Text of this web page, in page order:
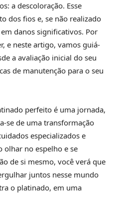
a descoloração. Esse
dos fios e, se não realizado
danos significativos. Por
e neste artigo, vamos guiá-
a avaliação inicial do seu
de manutenção para o seu
perfeito é uma jornada,
se de uma transformação
especializados e
olhar no espelho e se
de si mesmo, você verá que
juntos nesse mundo
o platinado, em uma